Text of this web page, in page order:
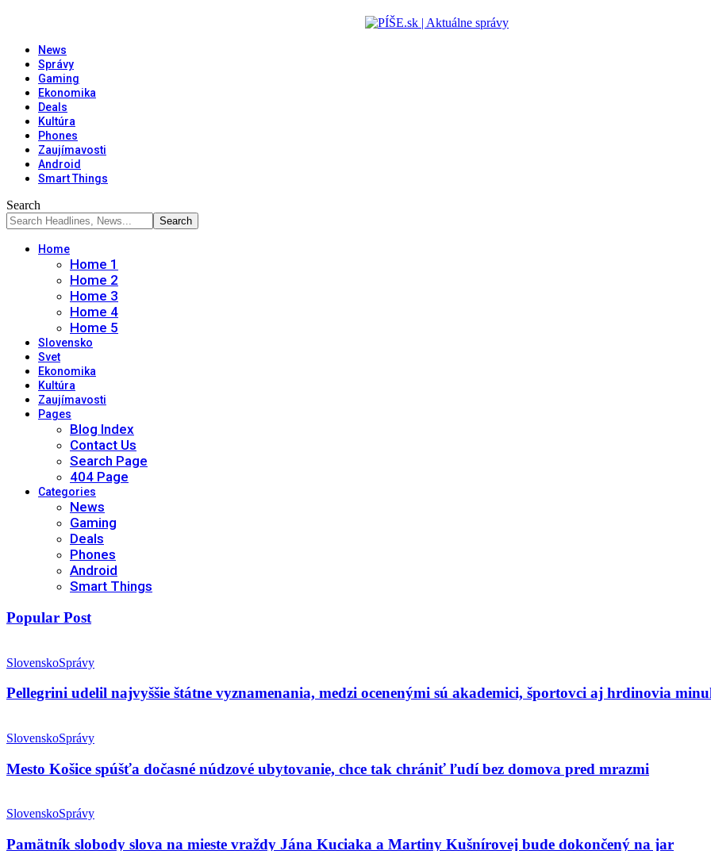
News
Správy
Gaming
Ekonomika
Deals
Kultúra
Phones
Zaujímavosti
Android
Smart Things
Search
Home
Home 1
Home 2
Home 3
Home 4
Home 5
Slovensko
Svet
Ekonomika
Kultúra
Zaujímavosti
Pages
Blog Index
Contact Us
Search Page
404 Page
Categories
News
Gaming
Deals
Phones
Android
Smart Things
Popular Post
SlovenskoSprávy
Pellegrini udelil najvyššie štátne vyznamenania, medzi ocenenými sú akademici, športovci aj hrdinovia
SlovenskoSprávy
Mesto Košice spúšťa dočasné núdzové ubytovanie, chce tak chrániť ľudí bez domova pred mrazmi
SlovenskoSprávy
Pamätník slobody slova na mieste vraždy Jána Kuciaka a Martiny Kušnírovej bude dokončený na jar